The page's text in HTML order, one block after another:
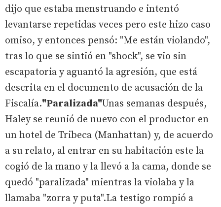
dijo que estaba menstruando e intentó
levantarse repetidas veces pero este hizo caso
omiso, y entonces pensó: "Me están violando",
tras lo que se sintió en "shock", se vio sin
escapatoria y aguantó la agresión, que está
descrita en el documento de acusación de la
Fiscalía."Paralizada"Unas semanas después,
Haley se reunió de nuevo con el productor en
un hotel de Tribeca (Manhattan) y, de acuerdo
a su relato, al entrar en su habitación este la
cogió de la mano y la llevó a la cama, donde se
quedó "paralizada" mientras la violaba y la
llamaba "zorra y puta".La testigo rompió a